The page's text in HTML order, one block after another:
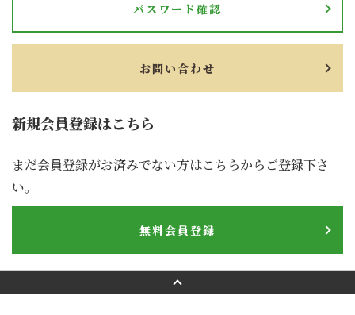
新規会員登録はこちら
まだ会員登録がお済みでない方はこちらからご登録下さ
い。
無料会員登録
パスワード確認
お問い合わせ